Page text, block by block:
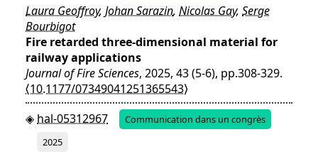
Laura Geoffroy, Johan Sarazin, Nicolas Gay, Serge
Bourbigot
Fire retarded three-dimensional material for
railway applications
Journal of Fire Sciences, 2025, 43 (5-6), pp.308-329.
⟨10.1177/07349041251365543⟩
hal-05312967
Communication dans un congrès
2025